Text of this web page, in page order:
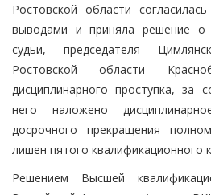
Ростовской области
выводами и приняла решение о
судьи, председателя
Ростовской области
дисциплинарного проступка, за
него наложено
досрочного прекращения
лишен пятого квалификационного
Решением Высшей